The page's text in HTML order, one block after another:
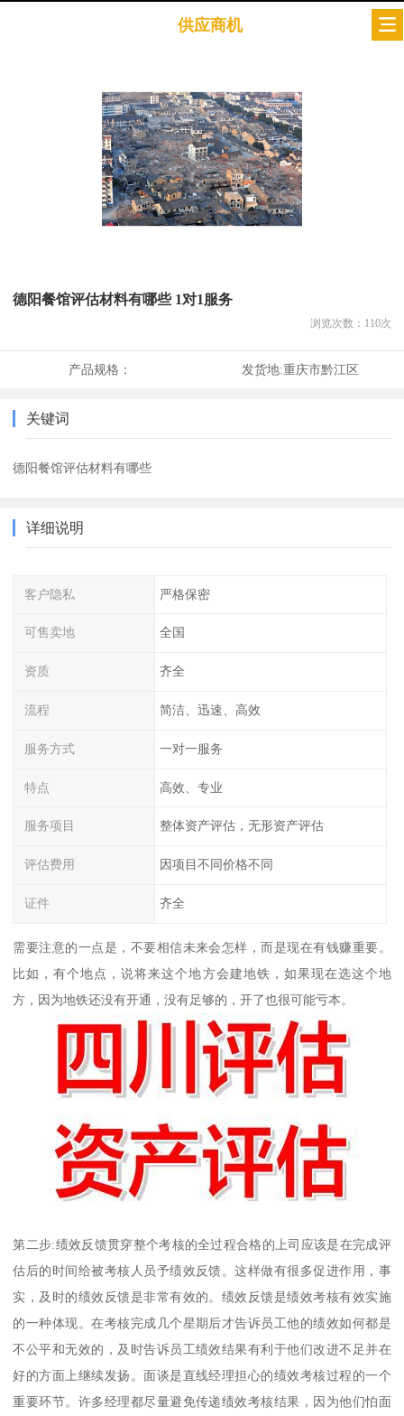
供应商机
德阳餐馆评估材料有哪些 1对1服务
浏览次数： 110次
产品规格： 发货地:重庆市黔江区
关键词
德阳餐馆评估材料有哪些
详细说明
客户隐私 严格保密
可售卖地 全国
资质 齐全
流程 简洁、迅速、高效
服务方式 一对一服务
特点 高效、专业
服务项目 整体资产评估，无形资产评估
评估费用 因项目不同价格不同
证件 齐全
需要注意的一点是，不要相信未来会怎样，而是现在有钱赚重要。
比如，有个地点，说将来这个地方会建地铁，如果现在选这个地
方，因为地铁还没有开通，没有足够的，开了也很可能亏本。
第二步:绩效反馈贯穿整个考核的全过程合格的上司应该是在完成评
估后的时间给被考核人员予绩效反馈。这样做有很多促进作用，事
实，及时的绩效反馈是非常有效的。绩效反馈是绩效考核有效实施
的一种体现。在考核完成几个星期后才告诉员工他的绩效如何都是
不公平和无效的，及时告诉员工绩效结果有利于他们改进不足并在
好的方面上继续发扬。面谈是直线经理担心的绩效考核过程的一个
重要环节。许多经理都尽量避免传递绩效考核结果，因为他们怕面